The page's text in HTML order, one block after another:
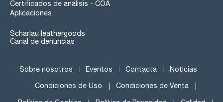
Certificados de análisis - COA
Aplicaciones
Scharlau leathergoods
Canal de denuncias
Sobre nosotros Eventos Contacta Noticias
Condiciones de Uso Condiciones de Venta